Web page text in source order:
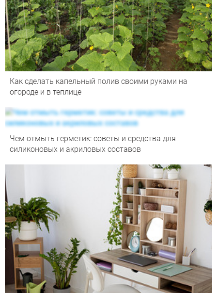
Как сделать капельный полив своими руками на
огороде и в теплице
Чем отмыть герметик: советы и средства для
силиконовых и акриловых составов